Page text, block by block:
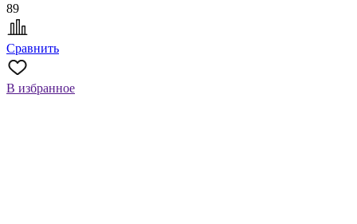
89
Сравнить
В избранное